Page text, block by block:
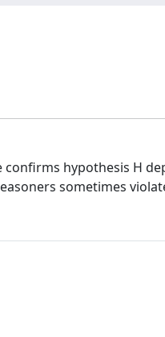
hypothesis H
sometimes